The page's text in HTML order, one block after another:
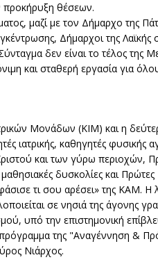
προκήρυξη θέσεων.
μαζί με τον Δήμαρχο της
Δήμαρχοι της Λαϊκής
δεν είναι το τέλος της
και σταθερή εργασία για
Μονάδων (ΚΙΜ) και η
ιατρικής, καθηγητές φυσικής
και των γύρω περιοχών,
μαθησιακές δυσκολίες και
τι σου αρέσει» της ΚΑΜ. Η
σε νησιά της άγονης
υπό την επιστημονική
της "Αναγέννηση &
Νιάρχος.